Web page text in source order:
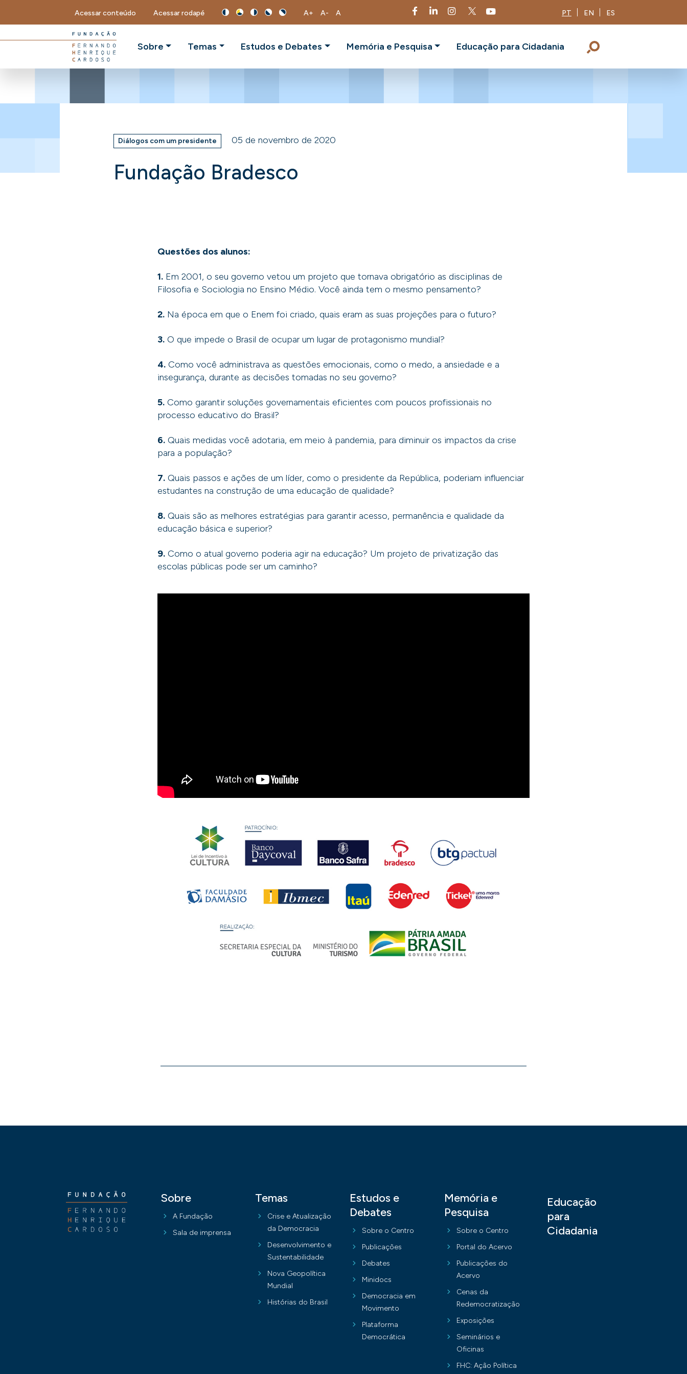
Acessar conteúdo Acessar rodapé A+ A- A PT EN ES
Sobre Temas Estudos e Debates Memória e Pesquisa Educação para Cidadania
Diálogos com um presidente 05 de novembro de 2020
Fundação Bradesco
Questões dos alunos:
1. Em 2001, o seu governo vetou um projeto que tornava obrigatório as disciplinas de
Filosofia e Sociologia no Ensino Médio. Você ainda tem o mesmo pensamento?
2. Na época em que o Enem foi criado, quais eram as suas projeções para o futuro?
3. O que impede o Brasil de ocupar um lugar de protagonismo mundial?
4. Como você administrava as questões emocionais, como o medo, a ansiedade e a
insegurança, durante as decisões tomadas no seu governo?
5. Como garantir soluções governamentais eficientes com poucos profissionais no
processo educativo do Brasil?
6. Quais medidas você adotaria, em meio à pandemia, para diminuir os impactos da crise
para a população?
7. Quais passos e ações de um líder, como o presidente da República, poderiam influenciar
estudantes na construção de uma educação de qualidade?
8. Quais são as melhores estratégias para garantir acesso, permanência e qualidade da
educação básica e superior?
9. Como o atual governo poderia agir na educação? Um projeto de privatização das
escolas públicas pode ser um caminho?
Sobre
A Fundação
Sala de imprensa
Temas
Crise e Atualização
da Democracia
Desenvolvimento e
Sustentabilidade
Nova Geopolítica
Mundial
Histórias do Brasil
Estudos e
Debates
Sobre o Centro
Publicações
Debates
Minidocs
Democracia em
Movimento
Plataforma
Democrática
Memória e
Pesquisa
Sobre o Centro
Portal do Acervo
Publicações do
Acervo
Cenas da
Redemocratização
Exposições
Seminários e
Oficinas
FHC: Ação Política
Educação
para
Cidadania